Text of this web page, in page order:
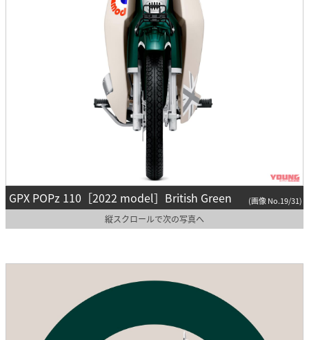
GPX POPz 110［2022 model］British Green (画像 No.19/31)
縦スクロールで次の写真へ